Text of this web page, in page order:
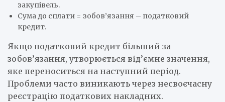
закупівель.
Сума до сплати = зобов’язання – податковий
кредит.
Якщо податковий кредит більший за
зобов’язання, утворюється від’ємне значення,
яке переноситься на наступний період.
Проблеми часто виникають через несвоєчасну
реєстрацію податкових накладних.